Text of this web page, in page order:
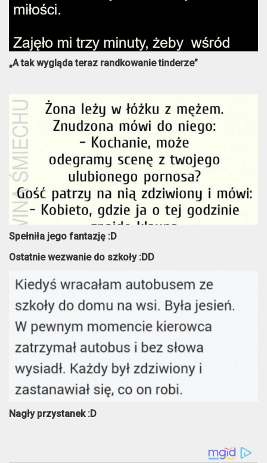
„A tak wygląda teraz randkowanie tinderze”
Spełniła jego fantazję :D
Ostatnie wezwanie do szkoły :DD
Nagły przystanek :D